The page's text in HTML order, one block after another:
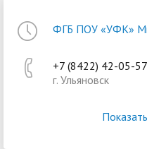
ФГБ ПОУ «УФК»
+7 (8422) 42-05-57
г. Ульяновск